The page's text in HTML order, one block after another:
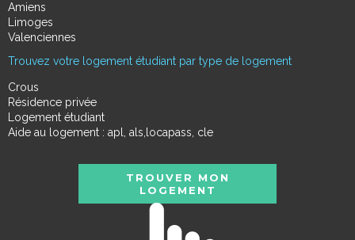
Amiens
Limoges
Valenciennes
Trouvez votre logement étudiant par type de logement
Crous
Résidence privée
Logement étudiant
Aide au logement : apl, als,locapass, cle
TROUVER MON
LOGEMENT